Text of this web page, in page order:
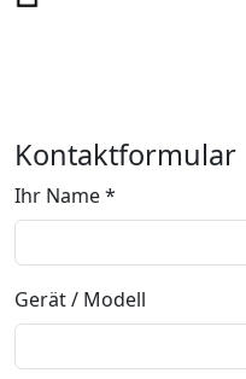
Kontaktformular
Ihr Name *
Gerät / Modell